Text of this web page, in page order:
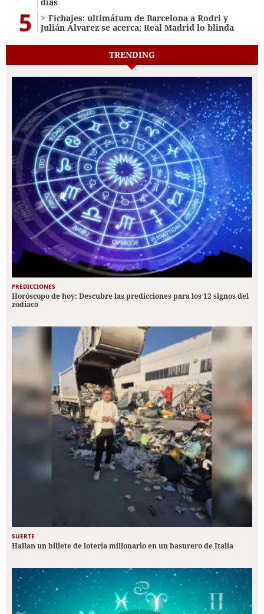
5
Fichajes: ultimátum de Barcelona a Rodri y
Julián Álvarez se acerca; Real Madrid lo blinda
TRENDING
PREDICCIONES
Horóscopo de hoy: Descubre las predicciones para los 12 signos del
zodiaco
SUERTE
Hallan un billete de lotería millonario en un basurero de Italia